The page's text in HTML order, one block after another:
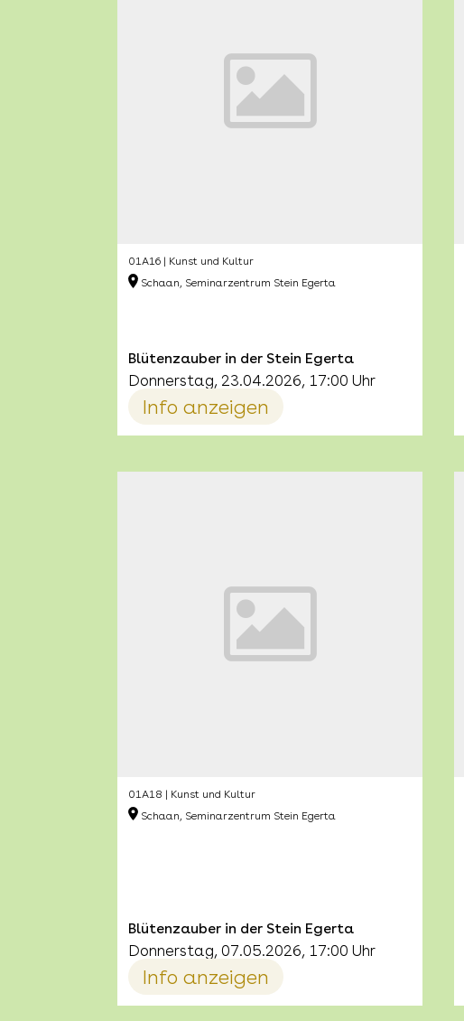
01A16 | Kunst und Kultur
Schaan, Seminarzentrum Stein Egerta
Blütenzauber in der Stein Egerta
Donnerstag, 23.04.2026, 17:00 Uhr
Info anzeigen
01A18 | Kunst und Kultur
Schaan, Seminarzentrum Stein Egerta
Blütenzauber in der Stein Egerta
Donnerstag, 07.05.2026, 17:00 Uhr
Info anzeigen